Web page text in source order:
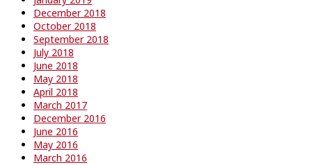
December 2018
October 2018
September 2018
July 2018
June 2018
May 2018
April 2018
March 2017
December 2016
June 2016
May 2016
March 2016